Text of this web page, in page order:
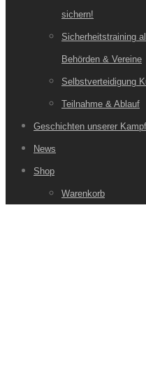
sichern!
Sicherheitstraining
Behörden & Vereine
Selbstverteidigung
Teilnahme & Ablauf
Geschichten unserer
News
Shop
Warenkorb